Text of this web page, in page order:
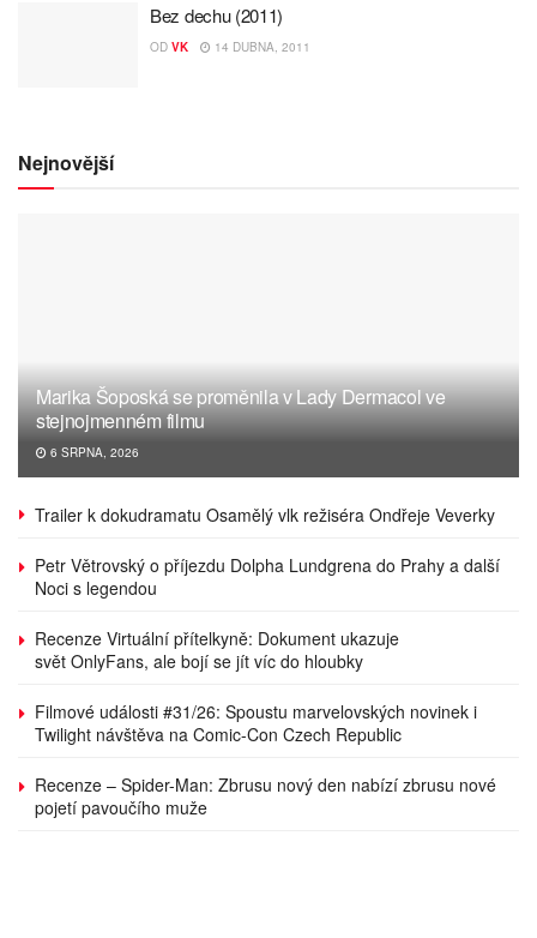
Bez dechu (2011)
OD VK 14 DUBNA, 2011
Nejnovější
Marika Šoposká se proměnila v Lady Dermacol ve
stejnojmenném filmu
6 SRPNA, 2026
Trailer k dokudramatu Osamělý vlk režiséra Ondřeje Veverky
Petr Větrovský o příjezdu Dolpha Lundgrena do Prahy a další
Noci s legendou
Recenze Virtuální přítelkyně: Dokument ukazuje
svět OnlyFans, ale bojí se jít víc do hloubky
Filmové události #31/26: Spoustu marvelovských novinek i
Twilight návštěva na Comic-Con Czech Republic
Recenze – Spider-Man: Zbrusu nový den nabízí zbrusu nové
pojetí pavoučího muže